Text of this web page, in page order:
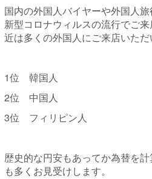
国内の外国人バイヤーや外国人
新型コロナウィルスの流行でご
近は多くの外国人にご来店いただ
1位 韓国人
2位 中国人
3位 フィリピン人
歴史的な円安もあってか為替を
も多くお見受けします。